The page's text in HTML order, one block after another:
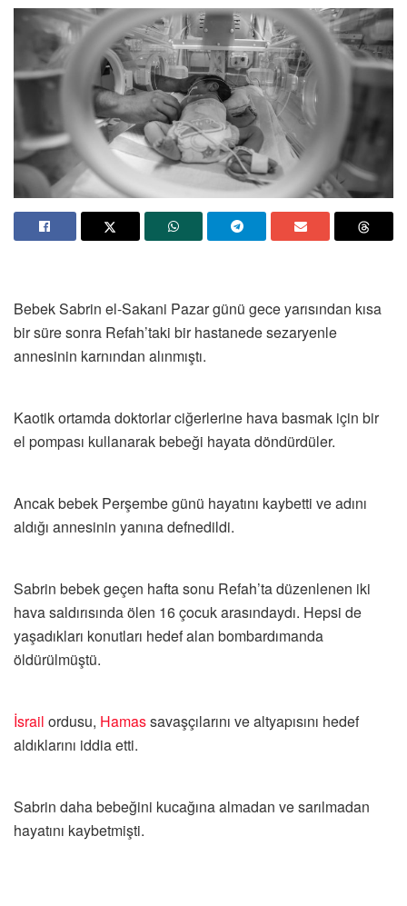
Bebek Sabrin el-Sakani Pazar günü gece yarısından kısa
bir süre sonra Refah’taki bir hastanede sezaryenle
annesinin karnından alınmıştı.
Kaotik ortamda doktorlar ciğerlerine hava basmak için bir
el pompası kullanarak bebeği hayata döndürdüler.
Ancak bebek Perşembe günü hayatını kaybetti ve adını
aldığı annesinin yanına defnedildi.
Sabrin bebek geçen hafta sonu Refah’ta düzenlenen iki
hava saldırısında ölen 16 çocuk arasındaydı. Hepsi de
yaşadıkları konutları hedef alan bombardımanda
öldürülmüştü.
İsrail ordusu, Hamassavaşçılarını ve altyapısını hedef
aldıklarını iddia etti.
Sabrin daha bebeğini kucağına almadan ve sarılmadan
hayatını kaybetmişti.